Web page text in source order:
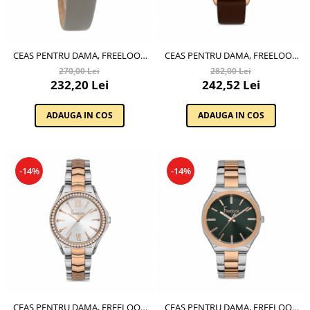
CEAS PENTRU DAMA, FREELOOK
LUMIERE, FL.2.10159.1
270,00 Lei
232,20 Lei
ADAUGA IN COS
CEAS PENTRU DAMA, FREELOOK
LUMIERE, FL.1.10378.5
282,00 Lei
242,52 Lei
ADAUGA IN COS
-14%
CEAS PENTRU DAMA, FREELOOK
-14%
CEAS PENTRU DAMA, FREELOOK